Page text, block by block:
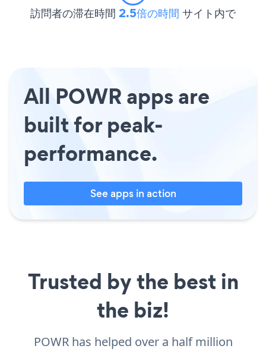
訪問者の滞在時間 2.5倍の時間 サイト内で
All POWR apps are
built for peak-
performance.
See apps in action
Trusted by the best in
the biz!
POWR has helped over a half million